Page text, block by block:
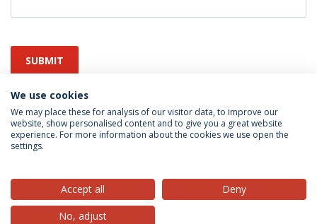
SUBMIT
Privacy Policy
We use cookies
We may place these for analysis of our visitor data, to improve our
website, show personalised content and to give you a great website
experience. For more information about the cookies we use open the
settings.
Accept all
Deny
No, adjust